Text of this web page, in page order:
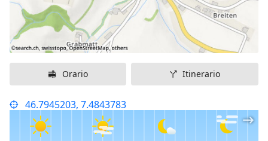
Orario Itinerario
46.7945203, 7.4843783